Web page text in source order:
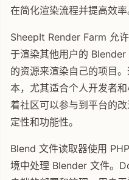
在简化渲染流程并提高效率
SheepIt Render Farm 允
于渲染其他用户的
的资源来渲染自己的项目
本，尤其适合个人开发者
着社区可以参与到平台的
定性和功能性。
Blend 文件读取器使用
境中处理 Blender 文件。